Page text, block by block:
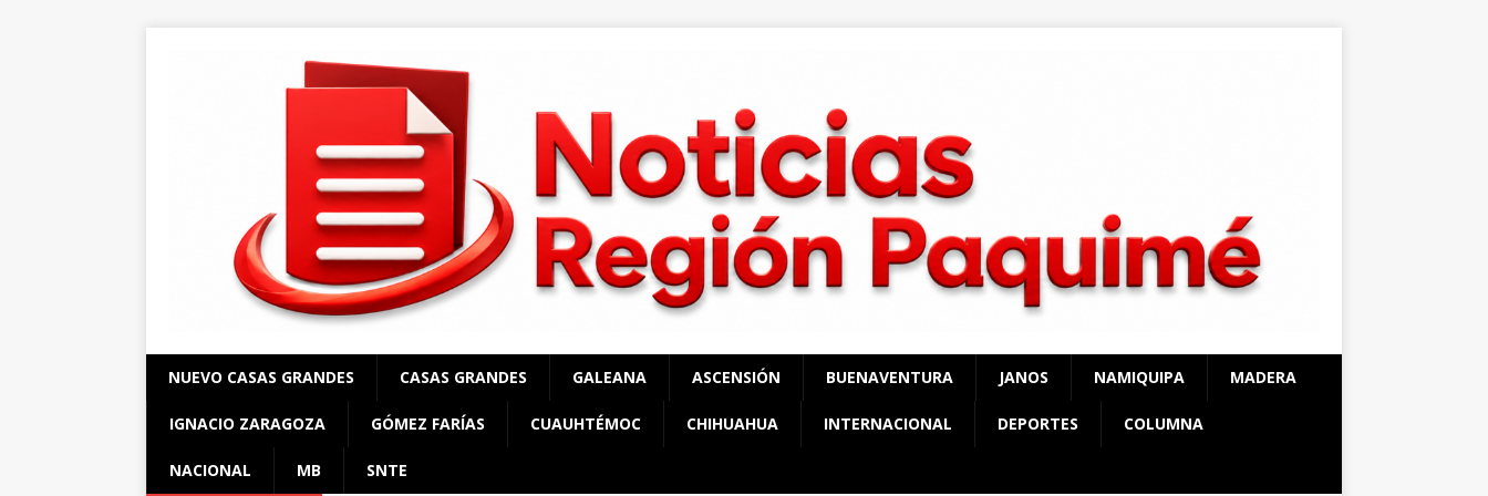
NUEVO CASAS GRANDES CASAS GRANDES GALEANA ASCENSIÓN BUENAVENTURA JANOS NAMIQUIPA MADERA
IGNACIO ZARAGOZA GÓMEZ FARÍAS CUAUHTÉMOC CHIHUAHUA INTERNACIONAL DEPORTES COLUMNA
NACIONAL MB SNTE